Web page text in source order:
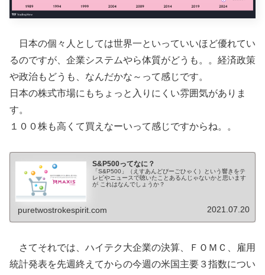
日本の個々人としては世界一といっていいほど優れてい
るのですが、企業システムやら体質がどうも。。経済政策
や政治もどうも、なんだかな～って感じです。
日本の株式市場にもちょっと入りにくい雰囲気がありま
す。
１００株も高くて買えなーいって感じですからね。。
S&P500ってなに？
「S&P500」（えすあんどぴーごひゃく）という響きをテ
レビやニュースで聴いたことあるんじゃないかと思います
が これはなんでしょうか？
puretwostrokespirit.com 2021.07.20
さてそれでは、ハイテク大企業の決算、ＦＯＭＣ、雇用
統計発表を先週終えてからの今週の米国主要３指数につい